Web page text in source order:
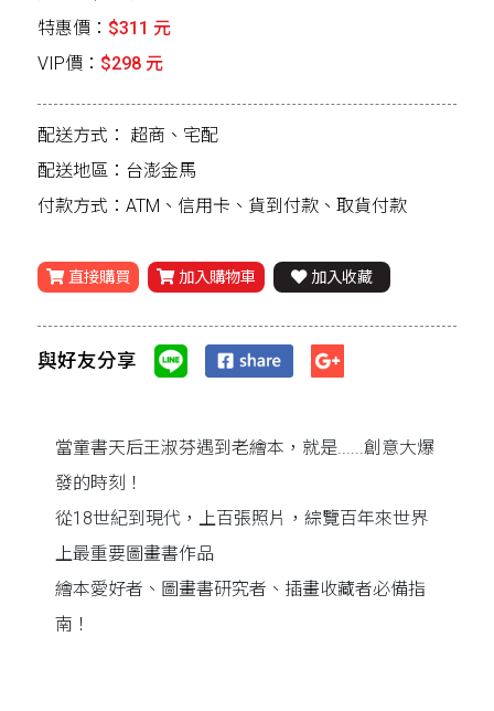
特惠價： $311 元
VIP價： $298 元
配送方式： 超商、宅配
配送地區：台澎金馬
付款方式：ATM、信用卡、貨到付款、取貨付款
直接購買 加入購物車 加入收藏
與好友分享
當童書天后王淑芬遇到老繪本，就是......創意大爆
發的時刻！
從18世紀到現代，上百張照片，綜覽百年來世界
上最重要圖畫書作品
繪本愛好者、圖畫書研究者、插畫收藏者必備指
南！